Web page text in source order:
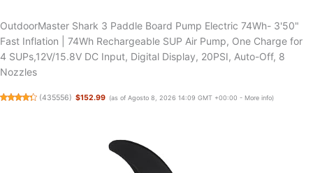
OutdoorMaster Shark 3 Paddle Board Pump Electric 74Wh- 3'50"
Fast Inflation | 74Wh Rechargeable SUP Air Pump, One Charge for
4 SUPs,12V/15.8V DC Input, Digital Display, 20PSI, Auto-Off, 8
Nozzles
(435556) $152.99 (as of Agosto 8, 2026 14:09 GMT +00:00 - More info)